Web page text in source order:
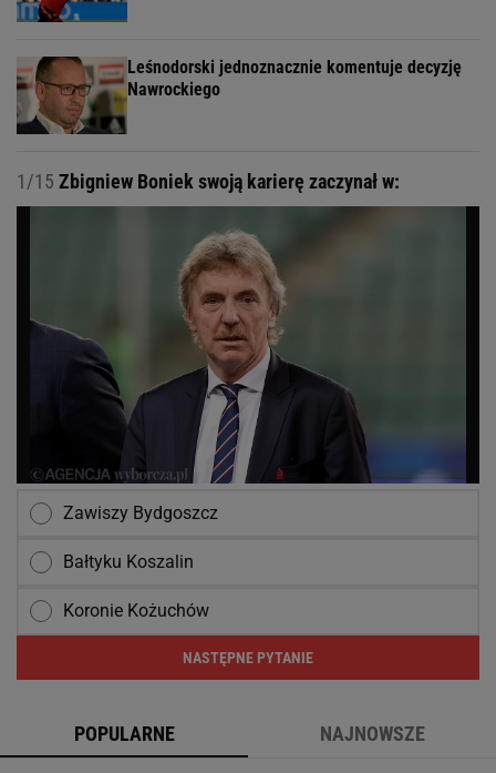
Leśnodorski jednoznacznie komentuje decyzję
Nawrockiego
1/15 Zbigniew Boniek swoją karierę zaczynał w:
Zawiszy Bydgoszcz
Bałtyku Koszalin
Koronie Kożuchów
NASTĘPNE PYTANIE
POPULARNE NAJNOWSZE